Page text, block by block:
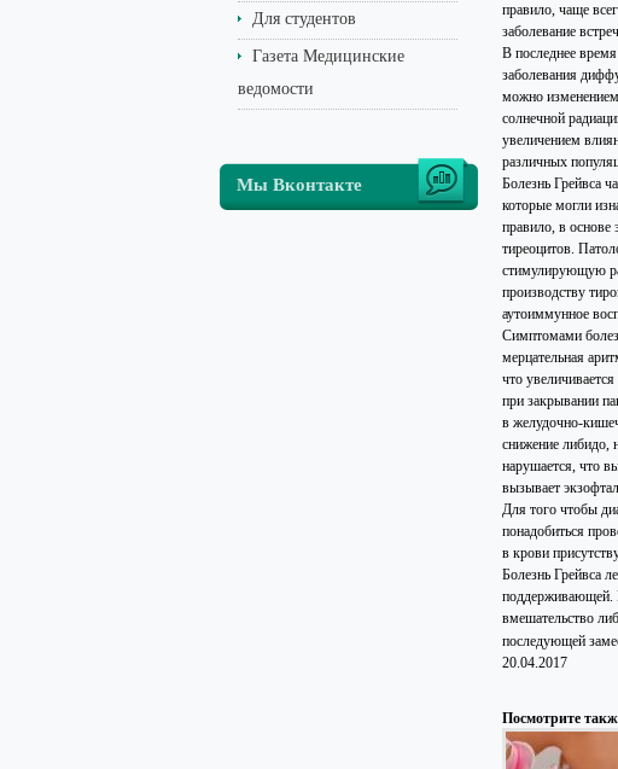
Для студентов
Газета Медицинские
ведомости
Мы Вконтакте
правило, чаще
заболевание
В последнее
заболевания
можно
солнечной
увеличением
различных
Болезнь Грейвса
которые могли
правило, в основе
тиреоцитов.
стимулирующую
производству
аутоиммунное
Симптомами
мерцательная
что
при закрывании
в желудочно-
снижение либидо,
нарушается, что
вызывает
Для того чтобы
понадобиться
в крови
Болезнь Грейвса
поддерживающей.
вмешательство
последующей
20.04.2017
Посмотрите